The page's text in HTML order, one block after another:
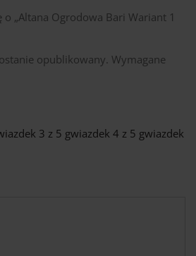
„Altana Ogrodowa Bari Wariant 1
opublikowany. Wymagane
3 z 5 gwiazdek 4 z 5 gwiazdek